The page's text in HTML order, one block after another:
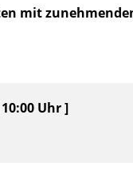
mit
Uhr ]